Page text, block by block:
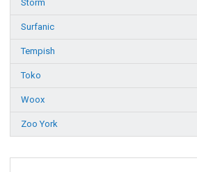
Storm
Surfanic
Tempish
Toko
Woox
Zoo York